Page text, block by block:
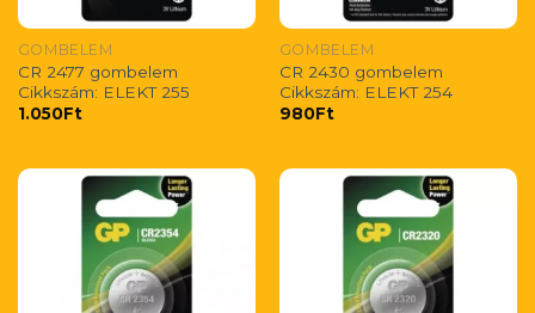
GOMBELEM
CR 2477 gombelem
Cikkszám: ELEKT 255
1.050Ft
GOMBELEM
CR 2430 gombelem
Cikkszám: ELEKT 254
980Ft